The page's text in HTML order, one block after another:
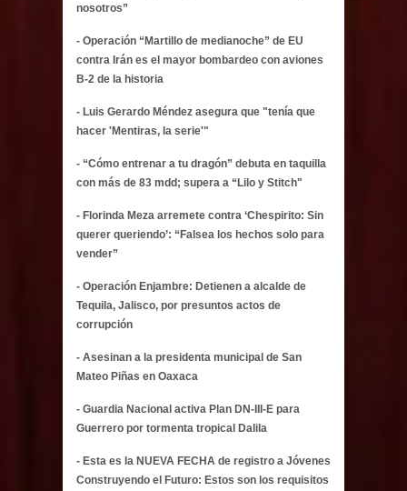
nosotros”
- Operación “Martillo de medianoche” de EU
contra Irán es el mayor bombardeo con aviones
B-2 de la historia
- Luis Gerardo Méndez asegura que "tenía que
hacer 'Mentiras, la serie'"
- “Cómo entrenar a tu dragón” debuta en taquilla
con más de 83 mdd; supera a “Lilo y Stitch"
- Florinda Meza arremete contra ‘Chespirito: Sin
querer queriendo’: “Falsea los hechos solo para
vender”
- Operación Enjambre: Detienen a alcalde de
Tequila, Jalisco, por presuntos actos de
corrupción
- Asesinan a la presidenta municipal de San
Mateo Piñas en Oaxaca
- Guardia Nacional activa Plan DN-III-E para
Guerrero por tormenta tropical Dalila
- Esta es la NUEVA FECHA de registro a Jóvenes
Construyendo el Futuro: Estos son los requisitos